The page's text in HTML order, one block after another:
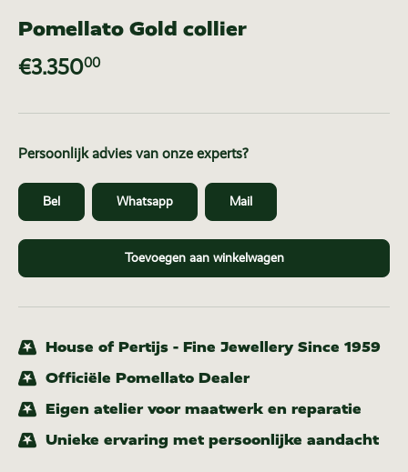
Pomellato Gold collier
€3.35000
Persoonlijk advies van onze experts?
Bel Whatsapp Mail
Toevoegen aan winkelwagen
House of Pertijs - Fine Jewellery Since 1959
Officiële Pomellato Dealer
Eigen atelier voor maatwerk en reparatie
Unieke ervaring met persoonlijke aandacht